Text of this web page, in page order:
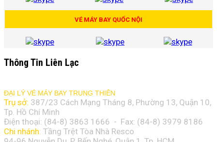
VÉ MÁY BAY QUỐC NỘI
Thông Tin Liên Lạc
ĐẠI LÝ VÉ MÁY BAY TRUNG THIÊN
Trụ sở: 387/23 Cách Mạng Tháng 8, Phường 13, Quận 10,
Tp. Hồ Chí Minh
Điện thoại: (84-8) 3863 1666 - Fax: (84-8) 3979 8186
Chi nhánh: Tầng Trệt Tòa Nhà Resco